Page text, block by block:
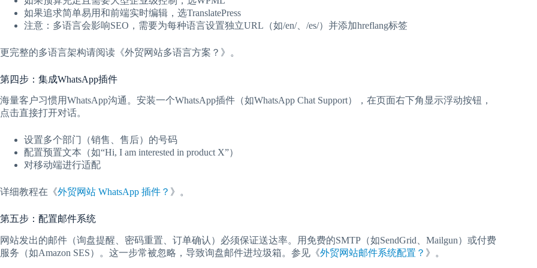
如果追求简单易用和前端实时编辑，选TranslatePress
注意：多语言会影响SEO，需要为每种语言设置独立URL（如/en/、/es/）并添加hreflang标签
更完整的多语言架构请阅读《外贸网站多语言方案？》。
第四步：集成WhatsApp插件
海量客户习惯用WhatsApp沟通。安装一个WhatsApp插件（如WhatsApp Chat Support），在页面右下角显示浮动按钮，
点击直接打开对话。
设置多个部门（销售、售后）的号码
配置预置文本（如“Hi, I am interested in product X”）
对移动端进行适配
详细教程在《外贸网站 WhatsApp 插件？ 》。
第五步：配置邮件系统
网站发出的邮件（询盘提醒、密码重置、订单确认）必须保证送达率。用免费的SMTP（如SendGrid、Mailgun）或付费
服务（如Amazon SES）。这一步常被忽略，导致询盘邮件进垃圾箱。参见《外贸网站邮件系统配置？ 》。